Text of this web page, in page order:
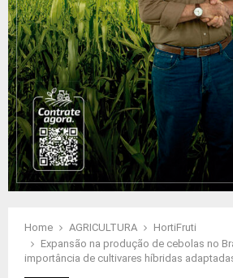
Home AGRICULTURA
HortiFruti
Expansão na produção de cebolas no
importância de cultivares híbridas